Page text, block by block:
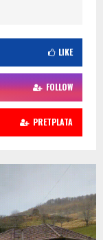
LIKE
FOLLOW
PRETPLATA